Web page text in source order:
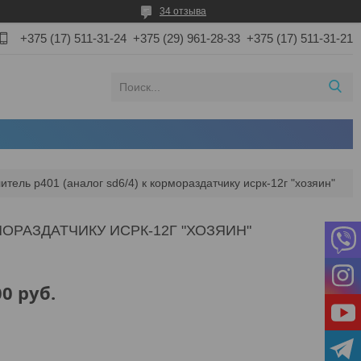
34 отзыва
+375 (17) 511-31-24 +375 (29) 961-28-33 +375 (17) 511-31-21
p401 (аналог sd6/4) к кормораздатчику исрк-12г "хозяин"
ИСРК-12Г "ХОЗЯИН"
руб.